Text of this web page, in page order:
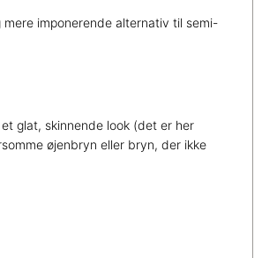
imponerende alternativ til semi-
glat, skinnende look (det er her
øjenbryn eller bryn, der ikke